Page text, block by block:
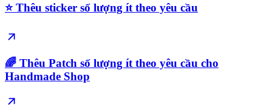
⭐️ Thêu sticker số lượng ít theo yêu cầu
🌈 Thêu Patch số lượng ít theo yêu cầu cho
Handmade Shop